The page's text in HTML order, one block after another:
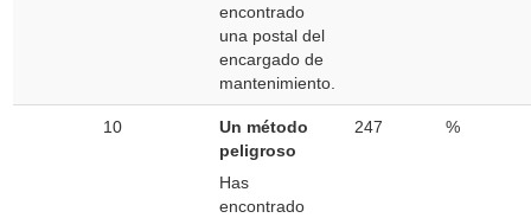
encontrado
una postal del
encargado de
mantenimiento.
10
Un método
peligroso
Has
encontrado
247 %